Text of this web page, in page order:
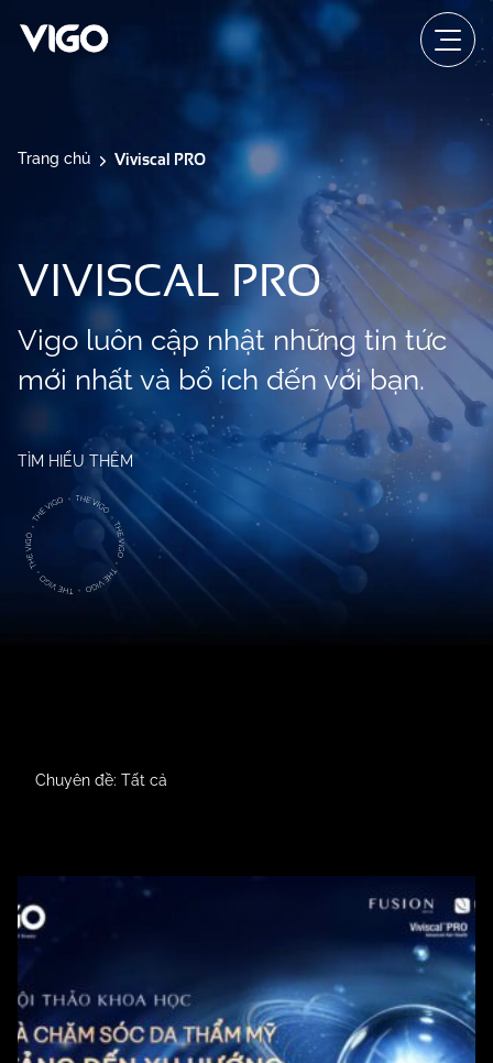
Trang chủ Viviscal PRO
VIVISCAL PRO
Vigo luôn cập nhật những tin tức
mới nhất và bổ ích đến với bạn.
TÌM HIỂU THÊM